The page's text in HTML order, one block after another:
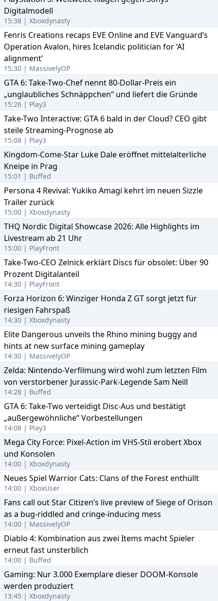
Digitalmodell
15:38 | Xboxdynasty
Fenris Creations recaps EVE Online and EVE Vanguard’s
Operation Avalon, hires Icelandic politician for ‘AI
alignment’
15:30 | MassivelyOP
GTA 6: Take-Two-Chef nennt 80-Dollar-Preis ein
„unglaubliches Schnäppchen“ und liefert die Gründe
15:26 | Play3
Take-Two Interactive: GTA 6 bald in der Cloud? CEO gibt
steile Streaming-Prognose ab
15:08 | Play3
Kingdom-Come-Star Luke Dale eröffnet mittelalterliche
Kneipe in Prag
15:01 | Buffed
Persona 4 Revival: Yukiko Amagi kehrt im neuen Sizzle
Trailer zurück
15:00 | Xboxdynasty
THQ Nordic Digital Showcase 2026: Alle Highlights im
Livestream ab 21 Uhr
15:00 | PlayFront
Take-Two-CEO Zelnick erklärt Discs für obsolet: Über 90
Prozent Digitalanteil
14:30 | PlayFront
Forza Horizon 6: Winziger Honda Z GT sorgt jetzt für
riesigen Fahrspaß
14:30 | Xboxdynasty
Elite Dangerous unveils the Rhino mining buggy and
hints at new surface mining gameplay
14:30 | MassivelyOP
Zelda: Nintendo-Verfilmung wird wohl zum letzten Film
von verstorbener Jurassic-Park-Legende Sam Neill
14:28 | Buffed
GTA 6: Take-Two verteidigt Disc-Aus und bestätigt
„außergewöhnliche“ Vorbestellungen
14:08 | Play3
Mega City Force: Pixel-Action im VHS-Stil erobert Xbox
und Konsolen
14:00 | Xboxdynasty
Neues Spiel Warrior Cats: Clans of the Forest enthüllt
14:00 | XboxUser
Fans call out Star Citizen’s live preview of Siege of Orison
as a bug-riddled and cringe-inducing mess
14:00 | MassivelyOP
Diablo 4: Kombination aus zwei Items macht Spieler
erneut fast unsterblich
14:00 | Buffed
Gaming: Nur 3.000 Exemplare dieser DOOM-Konsole
werden produziert
13:45 | Xboxdynasty